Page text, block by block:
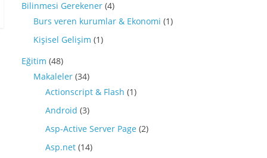
Bilinmesi Gerekener (4)
Burs veren kurumlar & Ekonomi (1)
Kişisel Gelişim (1)
Eğitim (48)
Makaleler (34)
Actionscript & Flash (1)
Android (3)
Asp-Active Server Page (2)
Asp.net (14)